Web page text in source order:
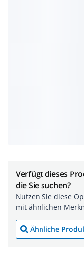
Verfügt dieses
die Sie suchen?
Nutzen Sie diese
mit ähnlichen
Ähnliche